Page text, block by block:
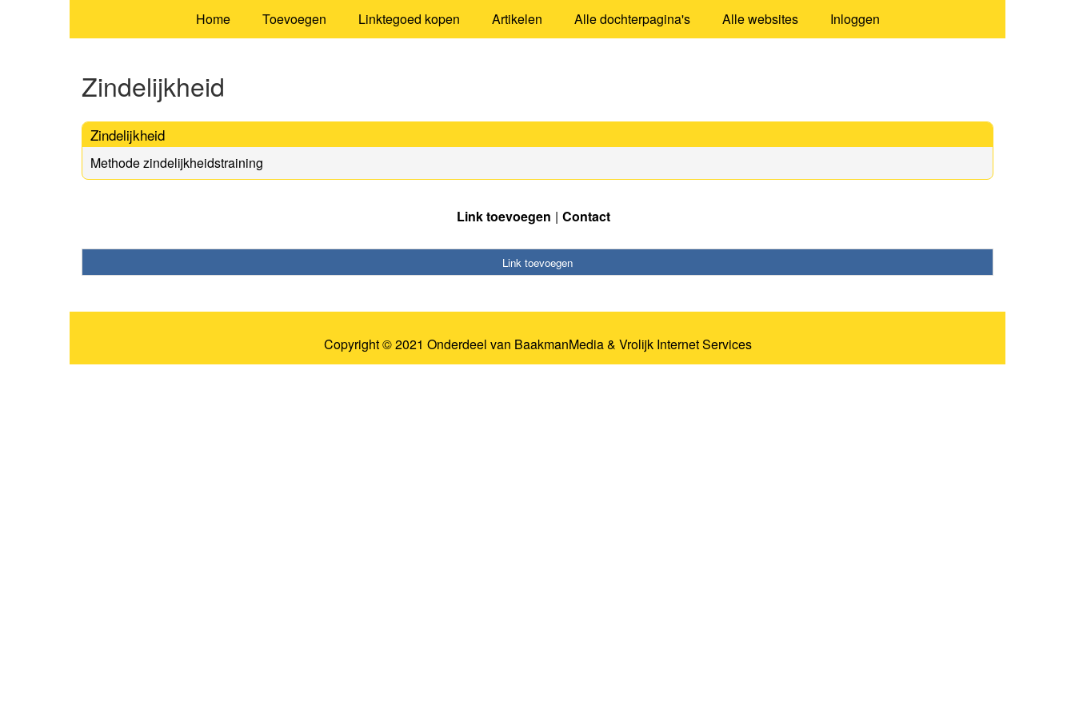
Home Toevoegen Linktegoed kopen Artikelen Alle dochterpagina's Alle websites Inloggen
Zindelijkheid
Zindelijkheid
Methode zindelijkheidstraining
Link toevoegen Contact
Link toevoegen
Copyright © 2021 Onderdeel van BaakmanMedia& Vrolijk Internet Services